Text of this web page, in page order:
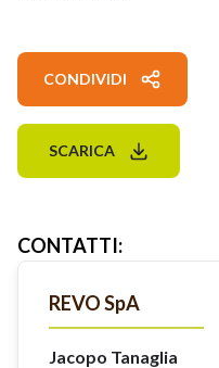
CONDIVIDI
SCARICA
CONTATTI:
REVO SpA
Jacopo Tanaglia